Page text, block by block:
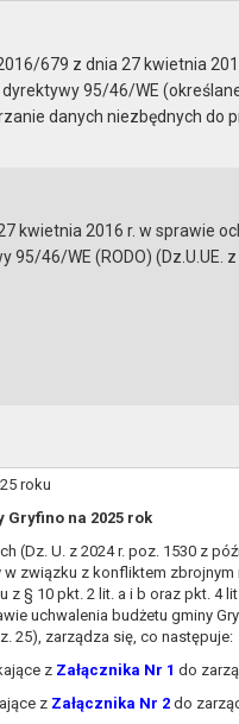
1990 r. o
GRYFINO
roku
na 2025 rok
(Dz. U. z 2024 r. poz. 1530 z
związku z konfliktem zbrojnym
z § 10 pkt. 2 lit. a i b oraz pkt. 4
uchwalenia budżetu gminy
25), zarządza się, co następuje:
z Załącznika Nr 1 do
z Załącznika Nr 2 do
679 z dnia 27 kwietnia
95/46/WE
danych niezbędnych do
kwietnia 2016 r. w sprawie
46/WE (RODO) (Dz.U.UE.
samorządzie gminnym
nadrzędne wobec
powierzonej
zgody w zakresie i celu
upoważnionym